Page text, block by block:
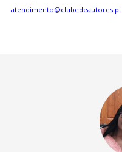
atendimento@clubedeautores.pt